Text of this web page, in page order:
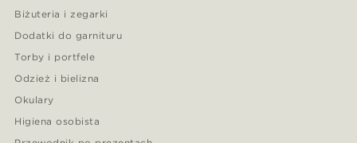
Biżuteria i zegarki
Dodatki do garnituru
Torby i portfele
Odzież i bielizna
Okulary
Higiena osobista